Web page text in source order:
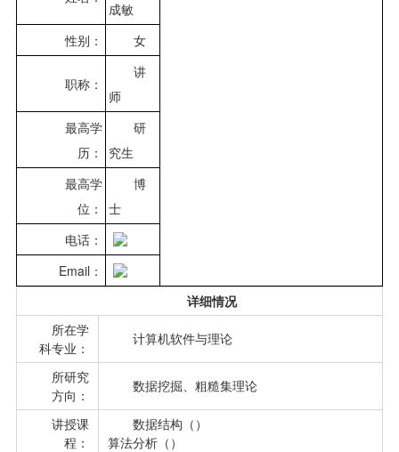
成敏
性别：
女
职称：
讲
师
最高学
历：
研
究生
最高学
位：
博
士
电话：
Email：
详细情况
所在学
科专业：
计算机软件与理论
所研究
方向：
数据挖掘、粗糙集理论
讲授课
程：
数据结构（）
算法分析（）